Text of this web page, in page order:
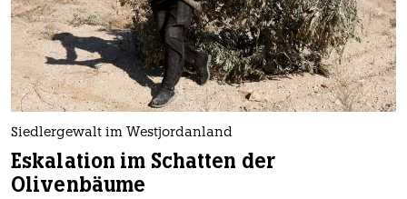
Siedlergewalt im Westjordanland
Eskalation im Schatten der
Olivenbäume